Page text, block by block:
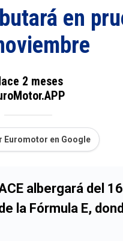
en
2 meses
Euromotor en Google
albergará del
la Fórmula E,